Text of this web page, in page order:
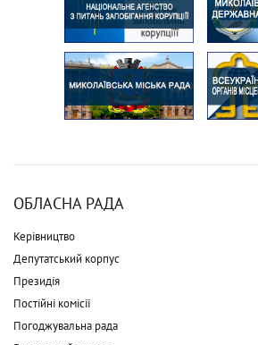
ОБЛАСНА РАДА
Керівництво
Депутатський корпус
Президія
Постійні комісії
Погоджувальна рада